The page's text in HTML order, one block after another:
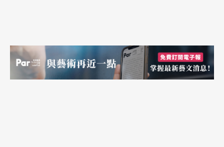
之外，還有歌手、舞台、服裝……每一細節都要照
顧到，同時也要具備危機處理的能力。諸如預算與
各項製作的進度掌控，各方人馬的排練時間協調，